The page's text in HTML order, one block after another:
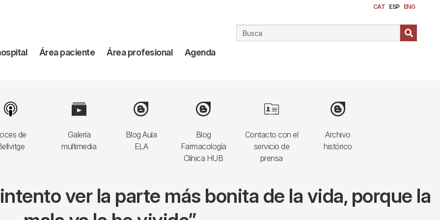
CAT ESP ENG
Área paciente Área profesional Agenda
de
Image
Galería
multimedia
Image
Blog Aula
ELA
Image
Blog
Farmacología
Clínica HUB
Image
Contacto con el
servicio de
prensa
Image
Archivo
histórico
Image
ver la parte más bonita de la vida, porque la